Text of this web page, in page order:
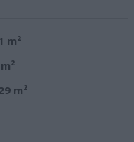
m²
m²